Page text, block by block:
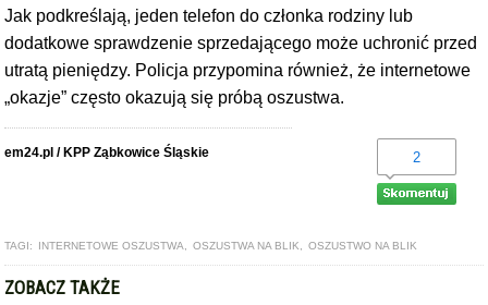
Jak podkreślają, jeden telefon do członka rodziny lub
dodatkowe sprawdzenie sprzedającego może uchronić przed
utratą pieniędzy. Policja przypomina również, że internetowe
„okazje” często okazują się próbą oszustwa.
em24.pl / KPP Ząbkowice Śląskie 2
TAGI: INTERNETOWE OSZUSTWA OSZUSTWA NA BLIK OSZUSTWO NA BLIK
ZOBACZ TAKŻE